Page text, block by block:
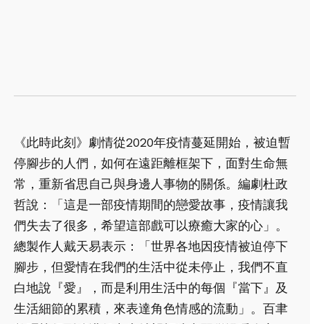
《此時此刻》劇情從2020年疫情蔓延開始，被迫暫
停腳步的人們，如何在遠距離框架下，面對生命無
常，重新省思自己與身邊人事物的關係。編劇杜政
哲說：「這是一部疫情期間的戀愛故事，疫情讓我
們失去了很多，希望這部戲可以療癒大家的心」。
總製作人戴天易表示：「世界各地因疫情被迫停下
腳步，但愛情在我們的生活中從未停止，我們不直
白地說『愛』，而是利用生活中的每個『當下』及
生活細節的累積，來表達角色情感的流動」。百聿